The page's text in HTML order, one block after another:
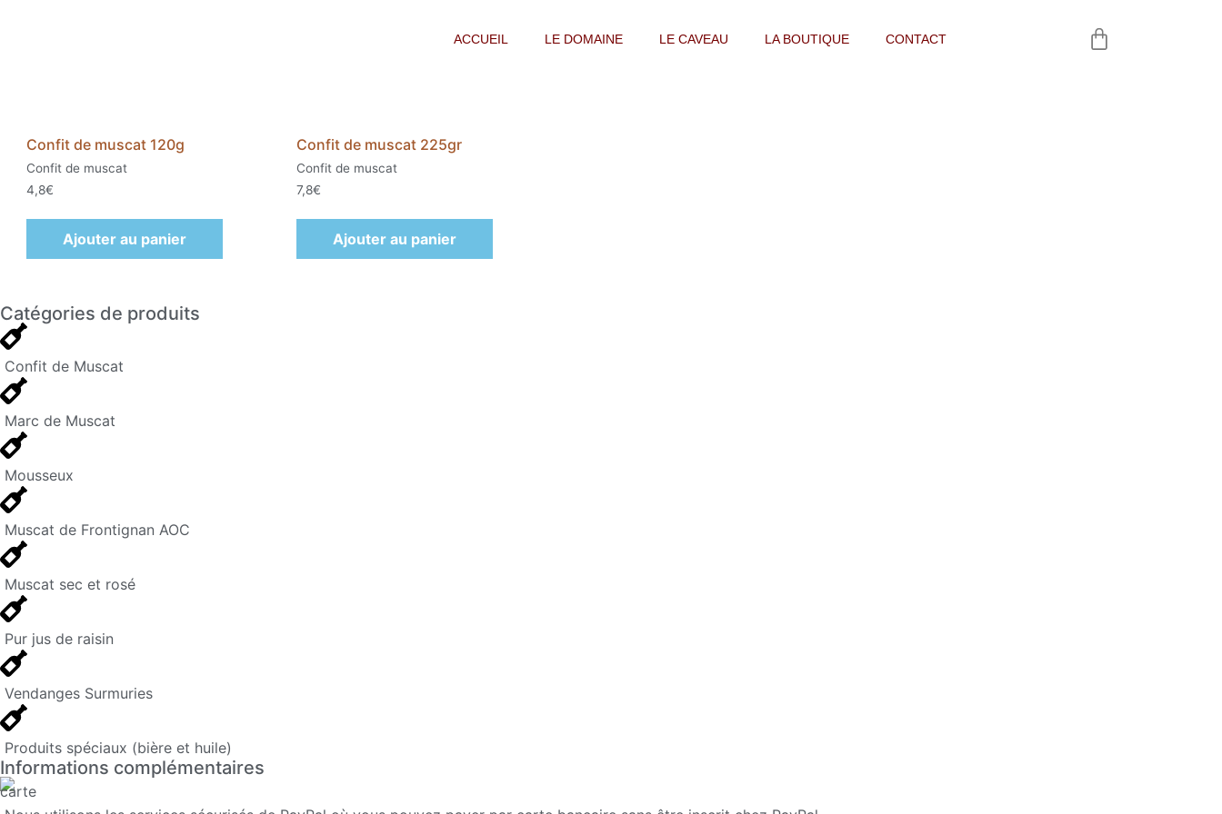
ACCUEIL LE DOMAINE LE CAVEAU LA BOUTIQUE CONTACT
Confit de muscat 120g
Confit de muscat
4,8€
Ajouter au panier
Confit de muscat 225gr
Confit de muscat
7,8€
Ajouter au panier
Catégories de produits
Confit de Muscat
Marc de Muscat
Mousseux
Muscat de Frontignan AOC
Muscat sec et rosé
Pur jus de raisin
Vendanges Surmuries
Produits spéciaux (bière et huile)
Informations complémentaires